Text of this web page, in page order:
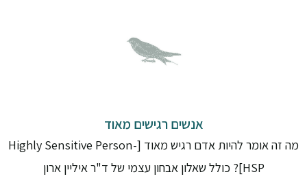
אנשים רגישים מאוד
מה זה אומר להיות אדם רגיש מאוד [Highly Sensitive Person-
HSP]? כולל שאלון אבחון עצמי של ד"ר איליין ארון